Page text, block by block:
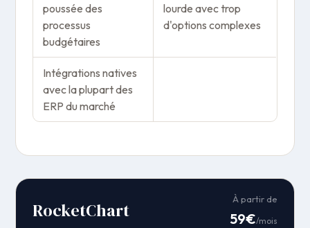
poussée des
processus
budgétaires
lourde avec trop
d'options complexes
Intégrations natives
avec la plupart des
ERP du marché
RocketChart
À partir de
59€/mois